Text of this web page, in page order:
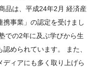
品は、平成24年2月 経済産
事業」の認定を受けまし
での2年に及ぶ学びから生
められています。 また、
ディアにも多く取り上げら